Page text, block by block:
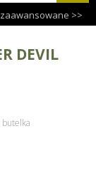
>>
DEVIL
butelka